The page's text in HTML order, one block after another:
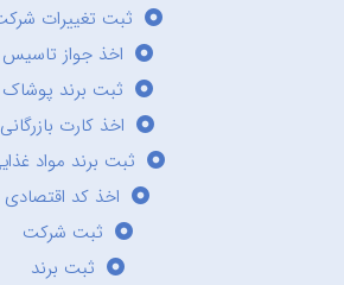
ثبت تغییرات
اخذ جواز تاسیس
ثبت برند پوشاک
اخذ کارت بازرگانی
ثبت برند مواد
اخذ کد اقتصادی
ثبت شرکت
ثبت برند